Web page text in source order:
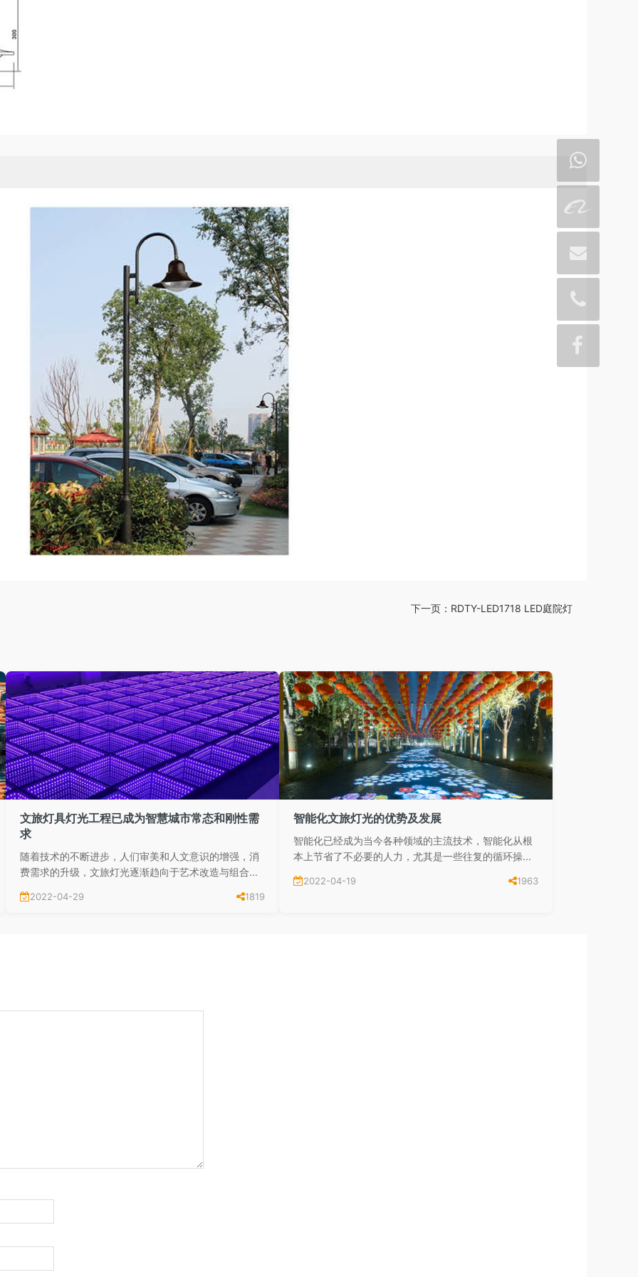
下一页： RDTY-LED1718 LED庭院灯
文旅灯具灯光工程已成为智慧城市常态和刚性需
求
随着技术的不断进步，人们审美和人文意识的增强，消
费需求的升级，文旅灯光逐渐趋向于艺术改造与组合...
2022-04-29 1819
智能化文旅灯光的优势及发展
智能化已经成为当今各种领域的主流技术，智能化从根
本上节省了不必要的人力，尤其是一些往复的循环操...
2022-04-19 1963